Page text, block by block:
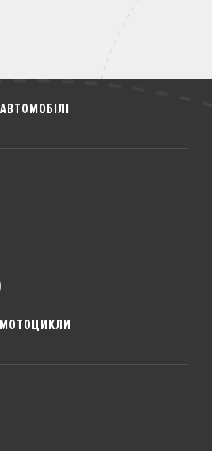
мотоциклів 2025 року виробництва.
АВТОМОБІЛІ
МОТОЦИКЛИ